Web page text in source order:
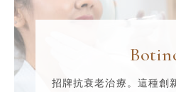
招牌抗衰老治療。這種創